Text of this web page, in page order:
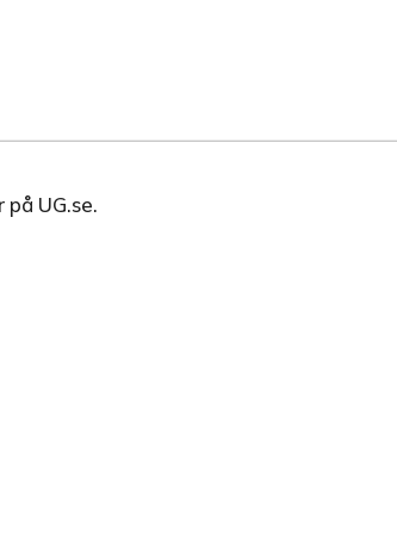
på UG.se.